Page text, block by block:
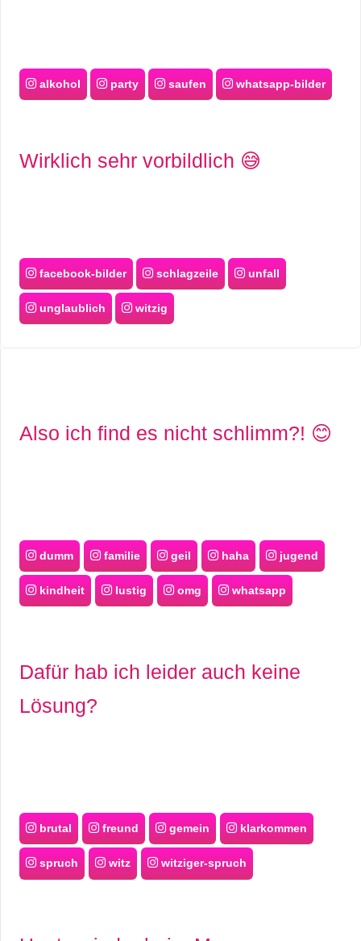
alkohol party saufen whatsapp-bilder
Wirklich sehr vorbildlich 😅
facebook-bilder schlagzeile unfall
unglaublich witzig
Also ich find es nicht schlimm?! 😊
dumm familie geil haha jugend
kindheit lustig omg whatsapp
Dafür hab ich leider auch keine
Lösung?
brutal freund gemein klarkommen
spruch witz witziger-spruch